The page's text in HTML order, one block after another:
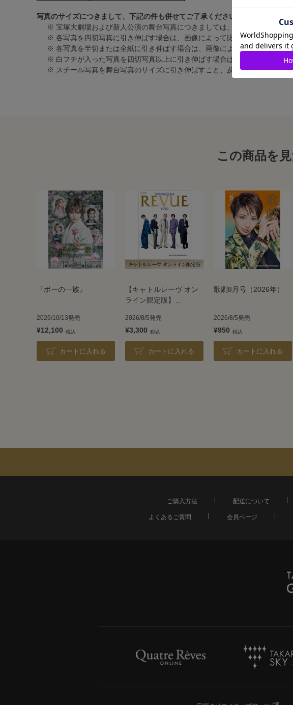
写真のサイズにつきまして、下記の件も併せてご了承ください。
※ 宝塚大劇場および新人公演の舞台写真につきましては、4辺に白フチが入
※ 各写真を四切写真に引き伸ばす場合は、画像によって比率の都合上、（1
※ 各写真を半切または全紙に引き伸ばす場合は、画像によって比率が異なり
※ 白フチが入った写真を四切写真以上に引き伸ばす場合は、白フチ無しの写
※ スチール写真を舞台写真のサイズに引き伸ばすこと、及び舞台写真をス
この商品を
『ポーの一族』
2026/10/13発売
¥12,100
カートに入れる
【キャトルレーヴ オン
ライン限定版】
2026
2026/8/5発売
¥3,300
カートに入れる
歌劇8月号（2026年）
2026/8/5発売
¥950
カートに入れる
ご購入方法 配送について
よくあるご質問
会員ページ